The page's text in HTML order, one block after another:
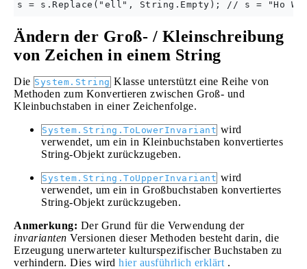
Ändern der Groß- / Kleinschreibung
von Zeichen in einem String
Die System.String Klasse unterstützt eine Reihe von
Methoden zum Konvertieren zwischen Groß- und
Kleinbuchstaben in einer Zeichenfolge.
System.String.ToLowerInvariant wird
verwendet, um ein in Kleinbuchstaben konvertiertes
String-Objekt zurückzugeben.
System.String.ToUpperInvariant wird
verwendet, um ein in Großbuchstaben konvertiertes
String-Objekt zurückzugeben.
Anmerkung: Der Grund für die Verwendung der
invarianten Versionen dieser Methoden besteht darin, die
Erzeugung unerwarteter kulturspezifischer Buchstaben zu
verhindern. Dies wird hier ausführlich erklärt .